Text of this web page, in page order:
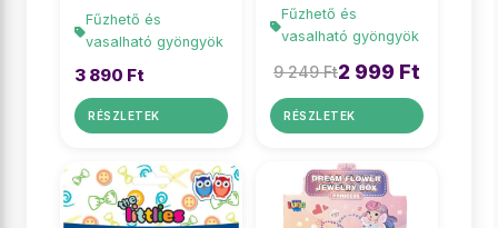
Fűzhető és
vasalható gyöngyök
3 890 Ft
RÉSZLETEK
Fűzhető és
vasalható gyöngyök
9 249 Ft2 999 Ft
RÉSZLETEK